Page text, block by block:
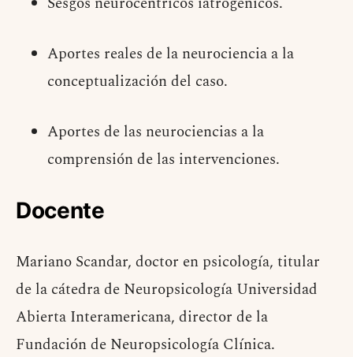
Aportes reales de la neurociencia a la
conceptualización del caso.
Aportes de las neurociencias a la
comprensión de las intervenciones.
Docente
Mariano Scandar, doctor en psicología, titular
de la cátedra de Neuropsicología Universidad
Abierta Interamericana, director de la
Fundación de Neuropsicología Clínica.